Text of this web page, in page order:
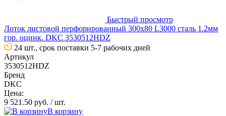
Быстрый просмотр
Лоток листовой перфорированный 300х80 L3000 сталь 1.2мм
гор. оцинк. DKC 3530512HDZ
24 шт., срок поставки 5-7 рабочих дней
Артикул
3530512HDZ
Бренд
DKC
Цена:
9 521.50 руб. / шт.
В корзину